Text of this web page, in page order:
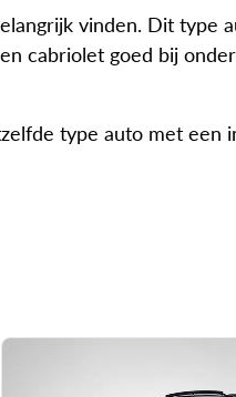
vinden. Dit type
cabriolet goed bij
type auto met een